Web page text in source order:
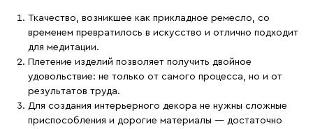
Ткачество, возникшее как прикладное ремесло, со
временем превратилось в искусство и отлично подходит
для медитации.
Плетение изделий позволяет получить двойное
удовольствие: не только от самого процесса, но и от
результатов труда.
Для создания интерьерного декора не нужны сложные
приспособления и дорогие материалы — достаточно